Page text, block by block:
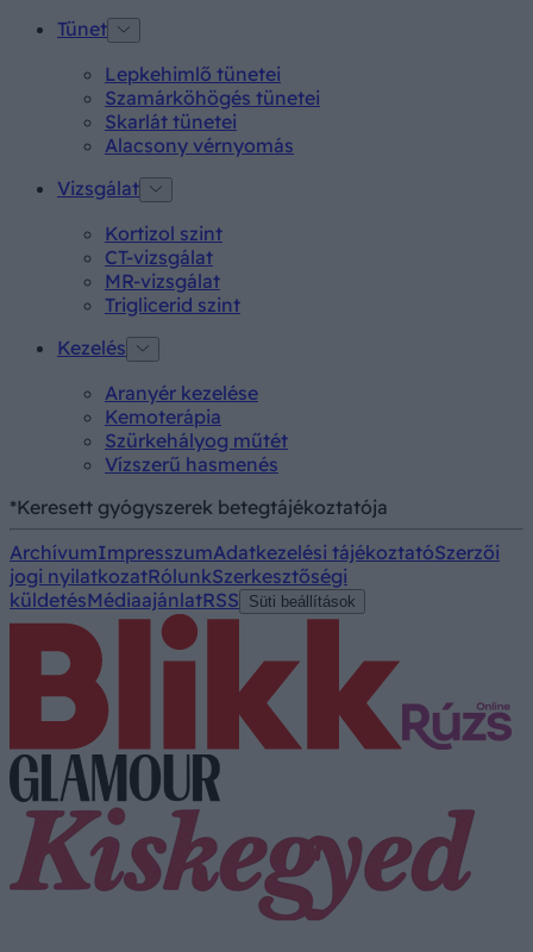
Tünet
Lepkehimlő tünetei
Szamárköhögés tünetei
Skarlát tünetei
Alacsony vérnyomás
Vizsgálat
Kortizol szint
CT-vizsgálat
MR-vizsgálat
Triglicerid szint
Kezelés
Aranyér kezelése
Kemoterápia
Szürkehályog műtét
Vízszerű hasmenés
*Keresett gyógyszerek betegtájékoztatója
ArchívumImpresszumAdatkezelési tájékoztatóSzerzői
jogi nyilatkozatRólunkSzerkesztőségi
küldetésMédiaajánlatRSS Süti beállítások